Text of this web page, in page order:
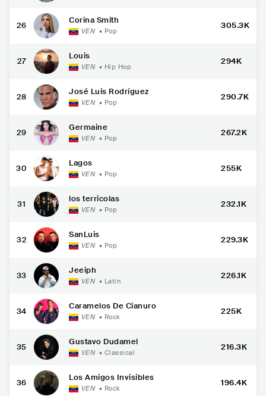
26
Corina Smith
VEN • Pop
305.3K
27
Louis
VEN • Hip Hop
294K
28
José Luis Rodríguez
VEN • Pop
290.7K
29
Germaine
VEN • Pop
267.2K
30
Lagos
VEN • Pop
255K
31
los terricolas
VEN • Pop
232.1K
32
SanLuis
VEN • Pop
229.3K
33
Jeeiph
VEN • Latin
226.1K
34
Caramelos De Cianuro
VEN • Rock
225K
35
Gustavo Dudamel
VEN • Classical
216.3K
36
Los Amigos Invisibles
VEN • Rock
196.4K